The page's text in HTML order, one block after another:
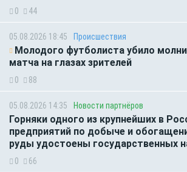
0 44
05.08.2026 18:45 Происшествия
Молодого футболиста убило
матча на глазах зрителей
0 88
05.08.2026 14:35 Новости партнёров
Горняки одного из крупнейших в
предприятий по добыче и
руды удостоены государственных
0 66